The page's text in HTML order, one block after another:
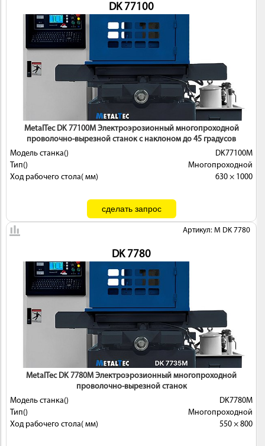
DK 77100
MetalTec DK 77100М Электроэрозионный многопроходной
проволочно-вырезной станок с наклоном до 45 градусов
Модель станка()
DK77100М
Тип()
Многопроходной
Ход рабочего стола( мм)
630 × 1000
Артикул: M DK 7780
DK 7780
MetalTec DK 7780М Электроэрозионный многопроходной
проволочно-вырезной станок
Модель станка()
DK7780М
Тип()
Многопроходной
Ход рабочего стола( мм)
550 × 800